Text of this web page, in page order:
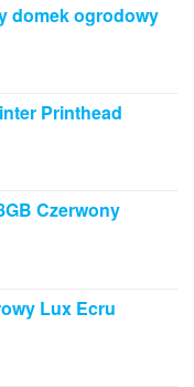
domek ogrodowy
Printhead
Czerwony
Lux Ecru